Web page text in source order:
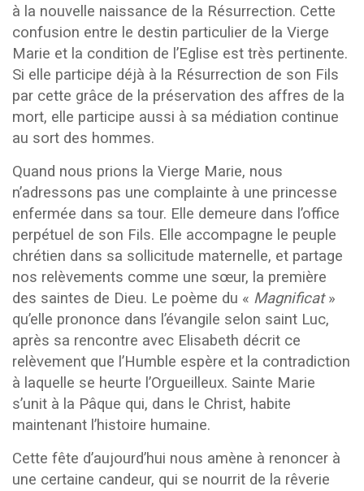
à la nouvelle naissance de la Résurrection. Cette
confusion entre le destin particulier de la Vierge
Marie et la condition de l’Eglise est très pertinente.
Si elle participe déjà à la Résurrection de son Fils
par cette grâce de la préservation des affres de la
mort, elle participe aussi à sa médiation continue
au sort des hommes.
Quand nous prions la Vierge Marie, nous
n’adressons pas une complainte à une princesse
enfermée dans sa tour. Elle demeure dans l’office
perpétuel de son Fils. Elle accompagne le peuple
chrétien dans sa sollicitude maternelle, et partage
nos relèvements comme une sœur, la première
des saintes de Dieu. Le poème du « Magnificat»
qu’elle prononce dans l’évangile selon saint Luc,
après sa rencontre avec Elisabeth décrit ce
relèvement que l’Humble espère et la contradiction
à laquelle se heurte l’Orgueilleux. Sainte Marie
s’unit à la Pâque qui, dans le Christ, habite
maintenant l’histoire humaine.
Cette fête d’aujourd’hui nous amène à renoncer à
une certaine candeur, qui se nourrit de la rêverie